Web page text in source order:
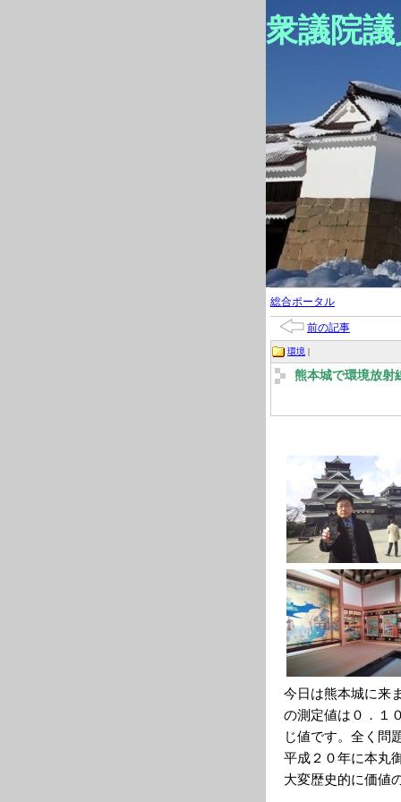
衆議院
総合ポータル
前の記事
環境 |
熊本城で環境放射
今日は熊本城に来
の測定値は０．１
じ値です。全く問
平成２０年に本丸
大変歴史的に価値